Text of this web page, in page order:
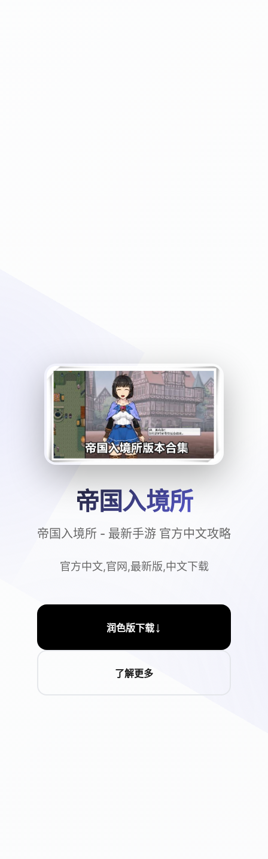
帝国入境所
帝国入境所 - 最新手游 官方中文攻略
官方中文,官网,最新版,中文下载
润色版下载↓
了解更多